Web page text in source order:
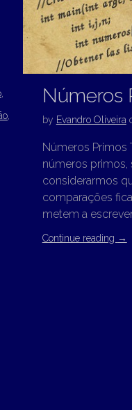
Números
by Evandro Oliveira
Números Primos
números primos,
considerarmos
comparações
metem a
Continue reading →